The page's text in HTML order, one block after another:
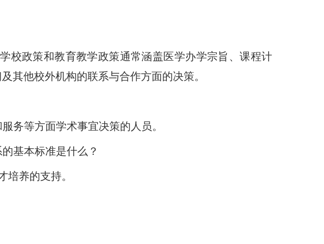
校政策和教育教学政策通常涵盖医学办学宗旨、课程计
其他校外机构的联系与合作方面的决策。
务等方面学术事宜决策的人员。
基本标准是什么？
培养的支持。